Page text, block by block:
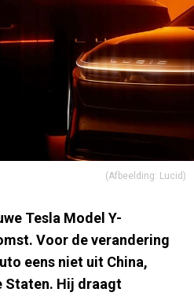
(Afbeelding: Lucid)
Tesla Model Y-
Voor de verandering
eens niet uit China,
Staten. Hij draagt